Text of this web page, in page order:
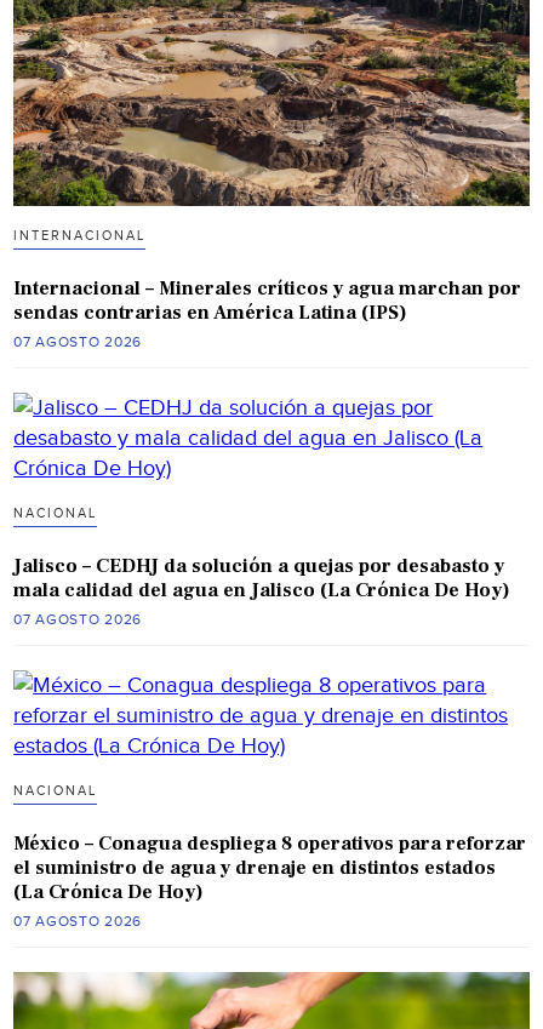
INTERNACIONAL
Internacional – Minerales críticos y agua marchan por
sendas contrarias en América Latina (IPS)
07 AGOSTO 2026
NACIONAL
Jalisco – CEDHJ da solución a quejas por desabasto y
mala calidad del agua en Jalisco (La Crónica De Hoy)
07 AGOSTO 2026
NACIONAL
México – Conagua despliega 8 operativos para reforzar
el suministro de agua y drenaje en distintos estados
(La Crónica De Hoy)
07 AGOSTO 2026